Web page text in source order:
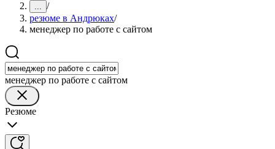
... /
резюме в Андрюках/
менеджер по работе с сайтом
менеджер по работе с сайтом
Резюме